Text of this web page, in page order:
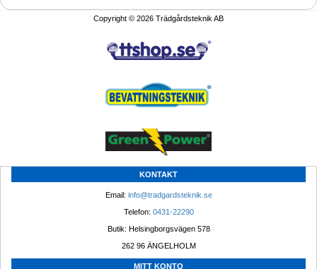
Copyright © 2026 Trädgårdsteknik AB
KONTAKT
Email: info@tradgardsteknik.se
Telefon: 0431-22290
Butik: Helsingborgsvägen 578
262 96 ÄNGELHOLM
MITT KONTO